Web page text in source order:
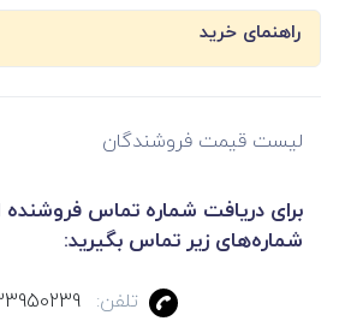
راهنمای خرید
لیست قیمت فروشندگان
برای دریافت شماره تماس فروشنده
شماره‌های زیر تماس بگیرید:
تلفن: